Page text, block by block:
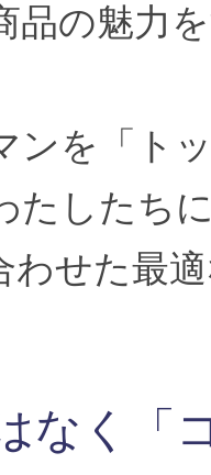
品の魅力
ンを「ト
たしたち
わせた最
なく「